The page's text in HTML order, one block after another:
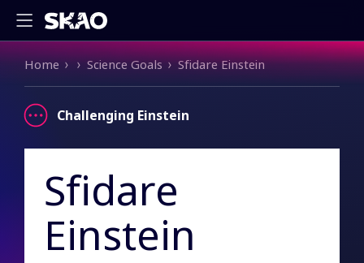
Briciole di pane
Home Science Goals Sfidare Einstein
Challenging Einstein
Sfidare
Einstein